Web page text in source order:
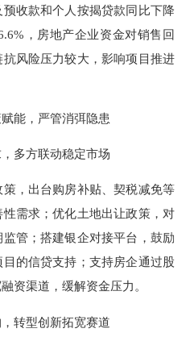
收款和个人按揭贷款同比下降
，房地产企业资金对销售回
风险压力较大，影响项目推进
能，严管消弭隐患
多方联动稳定市场
，出台购房补贴、契税减免等
需求；优化土地出让政策，对
管；搭建银企对接平台，鼓励
的信贷支持；支持房企通过股
资渠道，缓解资金压力。
转型创新拓宽赛道